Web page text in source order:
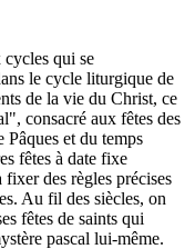
qui se
le cycle liturgique de
de la vie du Christ, ce
consacré aux fêtes des
et du temps
fêtes à date fixe
des règles précises
Au fil des siècles, on
fêtes de saints qui
pascal lui-même.